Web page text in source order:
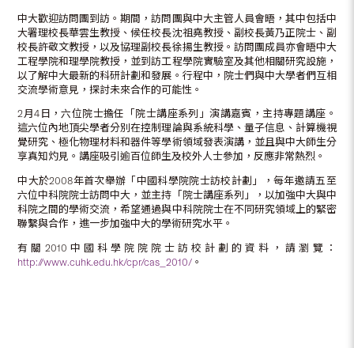
中大歡迎訪問團到訪。期間，訪問團與中大主管人員會晤，其中包括中
大署理校長華雲生教授、候任校長沈祖堯教授、副校長黃乃正院士、副
校長許敬文教授，以及協理副校長徐揚生教授。訪問團成員亦會晤中大
工程學院和理學院教授，並到訪工程學院實驗室及其他相關研究設施，
以了解中大最新的科研計劃和發展。行程中，院士們與中大學者們互相
交流學術意見，探討未來合作的可能性。
2月4日，六位院士擔任「院士講座系列」演講嘉賓，主持專題講座。
這六位內地頂尖學者分別在控制理論與系統科學、量子信息、計算機視
覺研究、極化物理材料和器件等學術領域發表演講，並且與中大師生分
享真知灼見。講座吸引逾百位師生及校外人士參加，反應非常熱烈。
中大於2008年首次舉辦「中國科學院院士訪校計劃」，每年邀請五至
六位中科院院士訪問中大，並主持「院士講座系列」，以加強中大與中
科院之間的學術交流，希望通過與中科院院士在不同研究領域上的緊密
聯繫與合作，進一步加強中大的學術研究水平。
有關2010中國科學院院院士訪校計劃的資料，請瀏覽：
http://www.cuhk.edu.hk/cpr/cas_2010/ 。